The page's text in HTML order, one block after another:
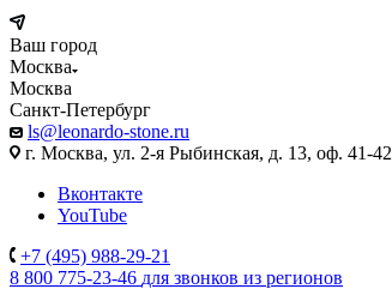
Ваш город
Москва
Москва
Санкт-Петербург
ls@leonardo-stone.ru
г. Москва, ул. 2-я Рыбинская, д. 13, оф. 41-42
Вконтакте
YouTube
+7 (495) 988-29-21
8 800 775-23-46 для звонков из регионов